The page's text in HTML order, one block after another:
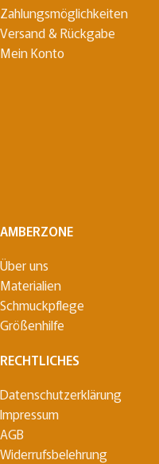
Zahlungsmöglichkeiten
Versand & Rückgabe
Mein Konto
AMBERZONE
Über uns
Materialien
Schmuckpflege
Größenhilfe
RECHTLICHES
Datenschutzerklärung
Impressum
AGB
Widerrufsbelehrung